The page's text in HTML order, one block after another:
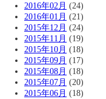
2016年02月 (24)
2016年01月 (21)
2015年12月 (24)
2015年11月 (19)
2015年10月 (18)
2015年09月 (17)
2015年08月 (18)
2015年07月 (20)
2015年06月 (18)